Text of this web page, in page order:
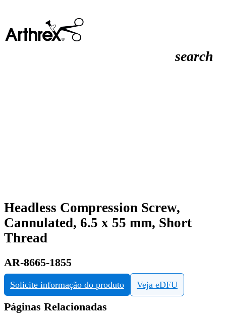
search
Headless Compression Screw,
Cannulated, 6.5 x 55 mm, Short
Thread
AR-8665-1855
Solicite informação do produto Veja eDFU
Páginas Relacionadas